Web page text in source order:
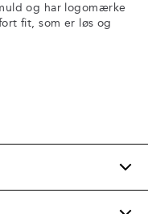
og har logomærke
fit, som er løs og